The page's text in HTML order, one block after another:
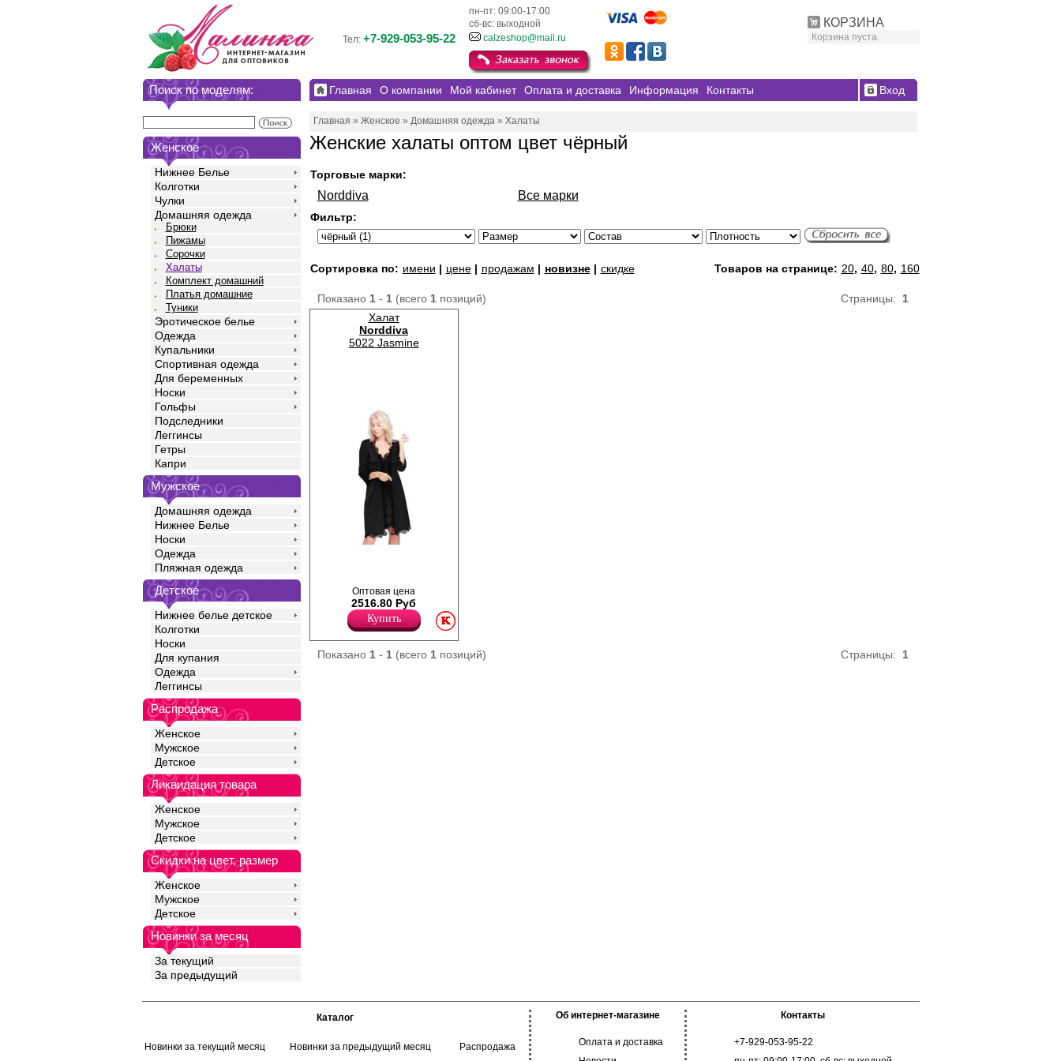
КОРЗИНА
Корзина пуста.
пн-пт: 09:00-17:00
сб-вс: выходной
Тел: +7-929-053-95-22 calzeshop@mail.ru
Поиск по моделям:
Женское
Нижнее Белье
Колготки
Чулки
Домашняя одежда
Брюки
Пижамы
Сорочки
Халаты
Комплект домашний
Платья домашние
Туники
Эротическое белье
Одежда
Купальники
Спортивная одежда
Для беременных
Носки
Гольфы
Подследники
Леггинсы
Гетры
Капри
Мужское
Домашняя одежда
Нижнее Белье
Носки
Одежда
Пляжная одежда
Детское
Нижнее белье детское
Колготки
Носки
Для купания
Одежда
Леггинсы
Распродажа
Женское
Мужское
Детское
Ликвидация товара
Женское
Мужское
Детское
Скидки на цвет, размер
Женское
Мужское
Детское
Новинки за месяц
За текущий
За предыдущий
Главная О компании Мой кабинет Оплата и доставка Информация Контакты Вход
Главная » Женское » Домашняя одежда» Халаты
Женские халаты оптом цвет чёрный
Торговые марки:
Norddiva Все марки
Фильтр:
Сортировка по: имени | цене| продажам | новизне| скидке Товаров на странице: 20, 40, 80, 160
Страницы: 1
Показано 1- 1(всего 1позиций)
Халат
Norddiva
5022 Jasmine
Пеньюар средней длины, из стрейч -
атласа с кружевной отделкой по рукаву,
борту и низу изделия. Рукав 3/4.
Эластан 20%
Оптовая цена
2516.80 Руб
Купить
Страницы: 1
Показано 1- 1(всего 1позиций)
Каталог
Новинки за текущий месяц Новинки за предыдущий месяц Распродажа
Об интернет-магазине
Оплата и доставка
Контакты
+7-929-053-95-22